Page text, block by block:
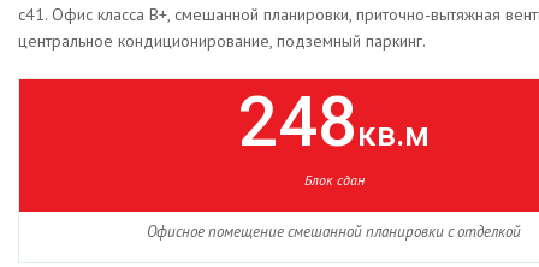
с41. Офис класса B+, смешанной планировки, приточно-вытяжная
центральное кондиционирование, подземный паркинг.
248кв.м
Блок сдан
Офисное помещение смешанной планировки с отделкой